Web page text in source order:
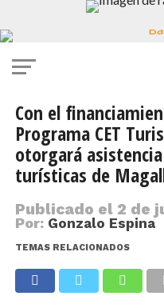
Con el
Programa CET
otorgará
turísticas de
Publicado el 2 de
Por: Gonzalo Espina
TEMAS RELACIONADOS